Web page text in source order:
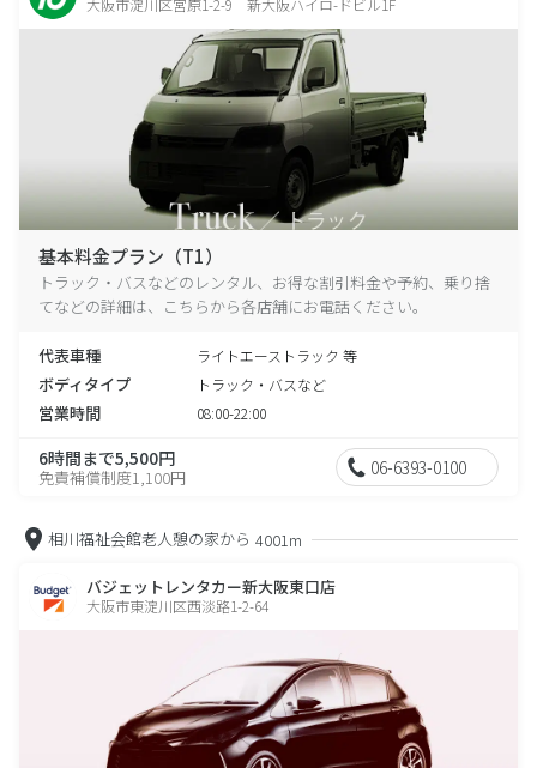
大阪市淀川区宮原1-2-9 新大阪ハイロ-ドビル1F
基本料金プラン（T1）
トラック・バスなどのレンタル、お得な割引料金や予約、乗り捨
てなどの詳細は、こちらから各店舗にお電話ください。
代表車種 ライトエーストラック 等
ボディタイプ トラック・バスなど
営業時間 08:00-22:00
6時間まで5,500円
免責補償制度1,100円 06-6393-0100
相川福祉会館老人憩の家から 4001m
バジェットレンタカー新大阪東口店
大阪市東淀川区西淡路1-2-64